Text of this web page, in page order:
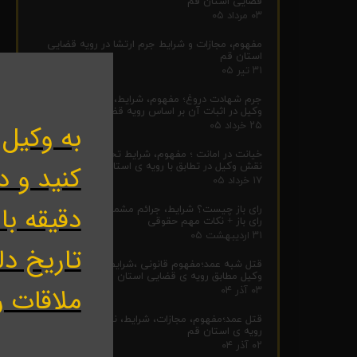
۰۳ مرداد ۰۵
مفهوم، مجازات و شرایط جرم ارتشا در رویه قضایی
استان قم
۳۱ تیر ۰۵
جرم شهادت دروغ؛ مفهوم، شرایط، مجازات و نقش
وکیل در اثبات آن بر اساس رویه قضایی قم
۲۵ خرداد ۰۵
خیانت در امانت ؛ مفهوم، شرایط تحقق، مجازات و
نقش وکیل در تطابق با رویه ی استان قم
۱۷ خرداد ۰۵
رای باز چیست؟ شرایط، جرائم مشمول و نحوه گرفتن
رای باز + نکات مهم حقوقی
۳۱ اردیبهشت ۰۵
قتل شبه عمد؛مفهوم قانونی ،شرایط،مجازات،ونقش
وکیل مطابق رویه ی قضایی استان قم
۰۳ آذر ۰۴
قتل عمد؛مفهوم، مجازات، شرایط، نقش وکیل مطابق با
رویه ی استان قم
۰۲ آذر ۰۴
به
کنید و
دقیقه
تاریخ
ملاقات